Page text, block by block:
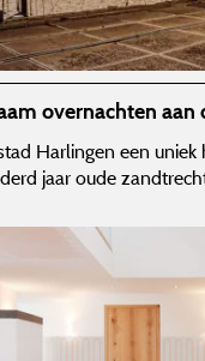
overnachten aan
Harlingen een
jaar oude